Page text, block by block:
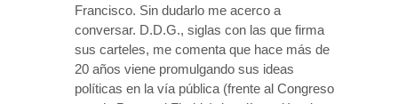
Francisco. Sin dudarlo me acerco a
conversar. D.D.G., siglas con las que firma
sus carteles, me comenta que hace más de
20 años viene promulgando sus ideas
políticas en la vía pública (frente al Congreso